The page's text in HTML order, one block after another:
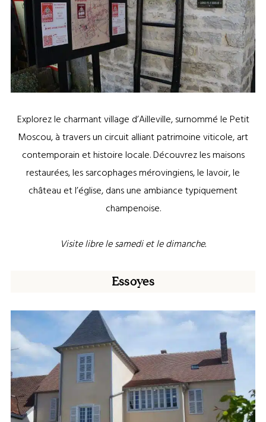
Explorez le charmant village d’Ailleville, surnommé le Petit
Moscou, à travers un circuit alliant patrimoine viticole, art
contemporain et histoire locale. Découvrez les maisons
restaurées, les sarcophages mérovingiens, le lavoir, le
château et l’église, dans une ambiance typiquement
champenoise.
Visite libre le samedi et le dimanche.
Essoyes